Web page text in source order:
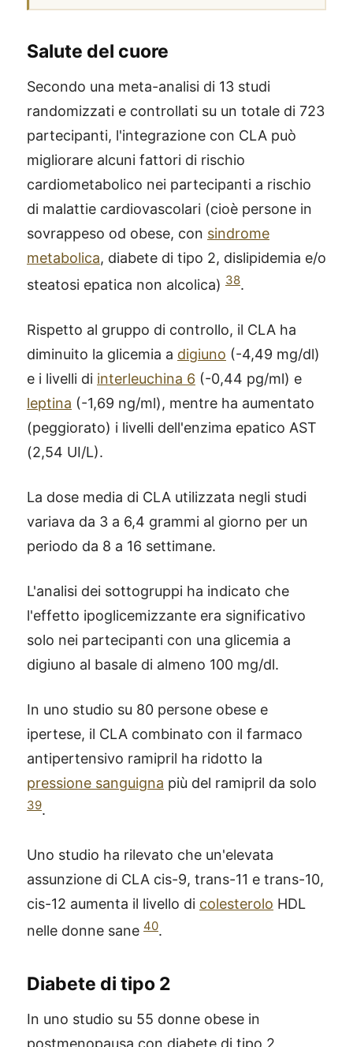
Salute del cuore
Secondo una meta-analisi di 13 studi
randomizzati e controllati su un totale di 723
partecipanti, l'integrazione con CLA può
migliorare alcuni fattori di rischio
cardiometabolico nei partecipanti a rischio
di malattie cardiovascolari (cioè persone in
sovrappeso od obese, con sindrome
metabolica, diabete di tipo 2, dislipidemia e/o
steatosi epatica non alcolica) 38.
Rispetto al gruppo di controllo, il CLA ha
diminuito la glicemia a digiuno (-4,49 mg/dl)
e i livelli di interleuchina 6 (-0,44 pg/ml) e
leptina (-1,69 ng/ml), mentre ha aumentato
(peggiorato) i livelli dell'enzima epatico AST
(2,54 UI/L).
La dose media di CLA utilizzata negli studi
variava da 3 a 6,4 grammi al giorno per un
periodo da 8 a 16 settimane.
L'analisi dei sottogruppi ha indicato che
l'effetto ipoglicemizzante era significativo
solo nei partecipanti con una glicemia a
digiuno al basale di almeno 100 mg/dl.
In uno studio su 80 persone obese e
ipertese, il CLA combinato con il farmaco
antipertensivo ramipril ha ridotto la
pressione sanguigna più del ramipril da solo
39.
Uno studio ha rilevato che un'elevata
assunzione di CLA cis-9, trans-11 e trans-10,
cis-12 aumenta il livello di colesterolo HDL
nelle donne sane 40.
Diabete di tipo 2
In uno studio su 55 donne obese in
postmenopausa con diabete di tipo 2,